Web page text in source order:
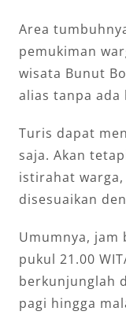
Area
pemukiman
wisata Bunut
alias tanpa ada
Turis dapat
saja. Akan
istirahat
disesuaikan
Umumnya, jam
pukul 21.00
berkunjunglah
pagi hingga